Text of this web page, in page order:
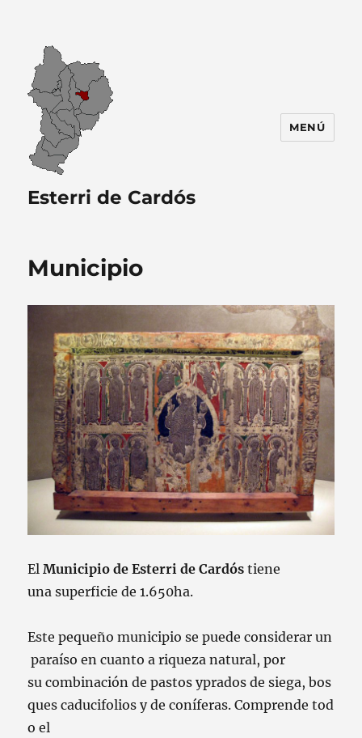
Esterri de Cardós
MENÚ
Municipio
El Municipio de Esterri de Cardós tiene
una superficie de 1.650ha.
Este pequeño municipio se puede considerar un
paraíso en cuanto a riqueza natural, por
su combinación de pastos yprados de siega, bos
ques caducifolios y de coníferas. Comprende tod
o el